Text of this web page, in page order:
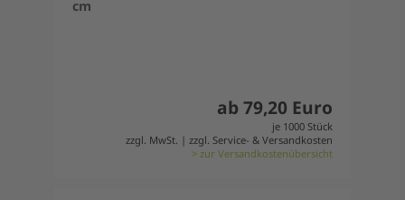
cm
ab 79,20 Euro
je 1000 Stück
zzgl. MwSt. | zzgl. Service- & Versandkosten
> zur Versandkostenübersicht